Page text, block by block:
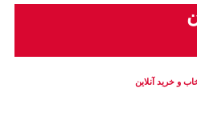
و خرید آنلاین